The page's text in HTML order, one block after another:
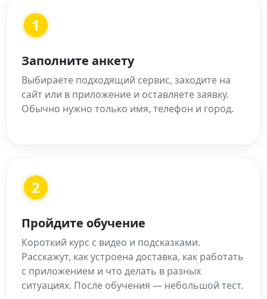
1
Заполните анкету
Выбираете подходящий сервис, заходите на
сайт или в приложение и оставляете заявку.
Обычно нужно только имя, телефон и город.
2
Пройдите обучение
Короткий курс с видео и подсказками.
Расскажут, как устроена доставка, как работать
с приложением и что делать в разных
ситуациях. После обучения — небольшой тест.